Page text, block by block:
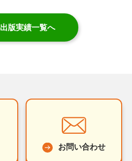
出版実績一覧へ
お問い合わせ